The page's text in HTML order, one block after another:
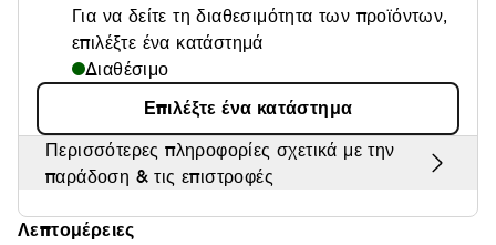
ΘαμπάδαΓια να δείτε τη διαθεσιμότητα των προϊόντων,
επιλέξτε ένα κατάστημά
Διαθέσιμο
Επιλέξτε ένα κατάστημα
Περισσότερες πληροφορίες σχετικά με την
παράδοση & τις επιστροφές
Λεπτομέρειες